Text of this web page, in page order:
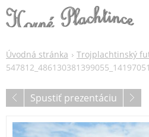
Úvodná stránka
Trojplachtinský
Spustiť prezentáciu